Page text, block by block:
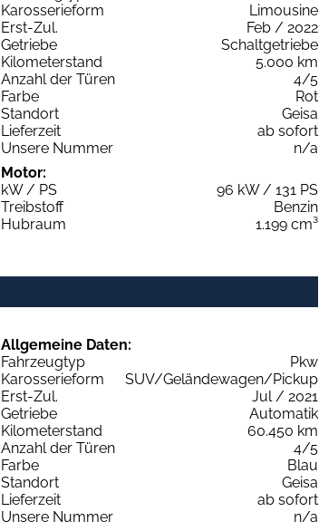
Karosserieform
Limousine
Erst-Zul.
Feb / 2022
Getriebe
Schaltgetriebe
Kilometerstand
5.000 km
Anzahl der Türen
4/5
Farbe
Rot
Standort
Geisa
Lieferzeit
ab sofort
Unsere Nummer
n/a
Motor:
kW / PS
96 kW / 131 PS
Treibstoff
Benzin
Hubraum
1.199 cm³
Allgemeine Daten:
Fahrzeugtyp
Pkw
Karosserieform
SUV/Geländewagen/Pickup
Erst-Zul.
Jul / 2021
Getriebe
Automatik
Kilometerstand
60.450 km
Anzahl der Türen
4/5
Farbe
Blau
Standort
Geisa
Lieferzeit
ab sofort
Unsere Nummer
n/a